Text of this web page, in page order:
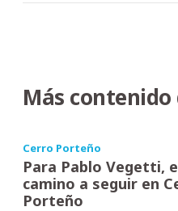
Más contenido
Cerro Porteño
Para Pablo Vegetti,
camino a seguir en
Porteño